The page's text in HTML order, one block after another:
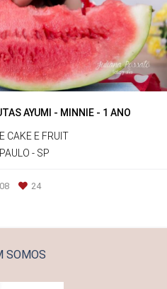
AYUMI - MINNIE - 1 ANO
CAKE E FRUIT
- SP
24
SOMOS